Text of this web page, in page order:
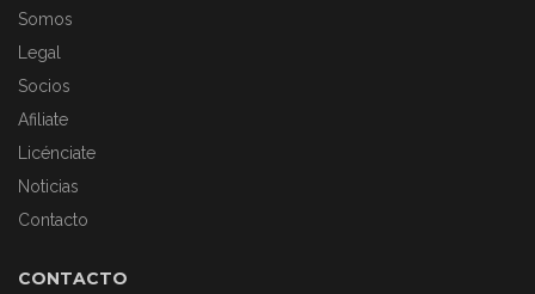
Somos
Legal
Socios
Afiliate
Licénciate
Noticias
Contacto
CONTACTO